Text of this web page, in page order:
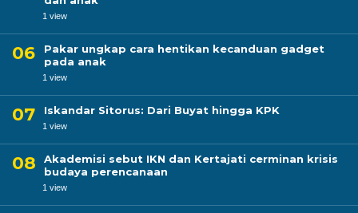
1 view
Pakar ungkap cara hentikan kecanduan gadget
pada anak
1 view
Iskandar Sitorus: Dari Buyat hingga KPK
1 view
Akademisi sebut IKN dan Kertajati cerminan krisis
budaya perencanaan
1 view